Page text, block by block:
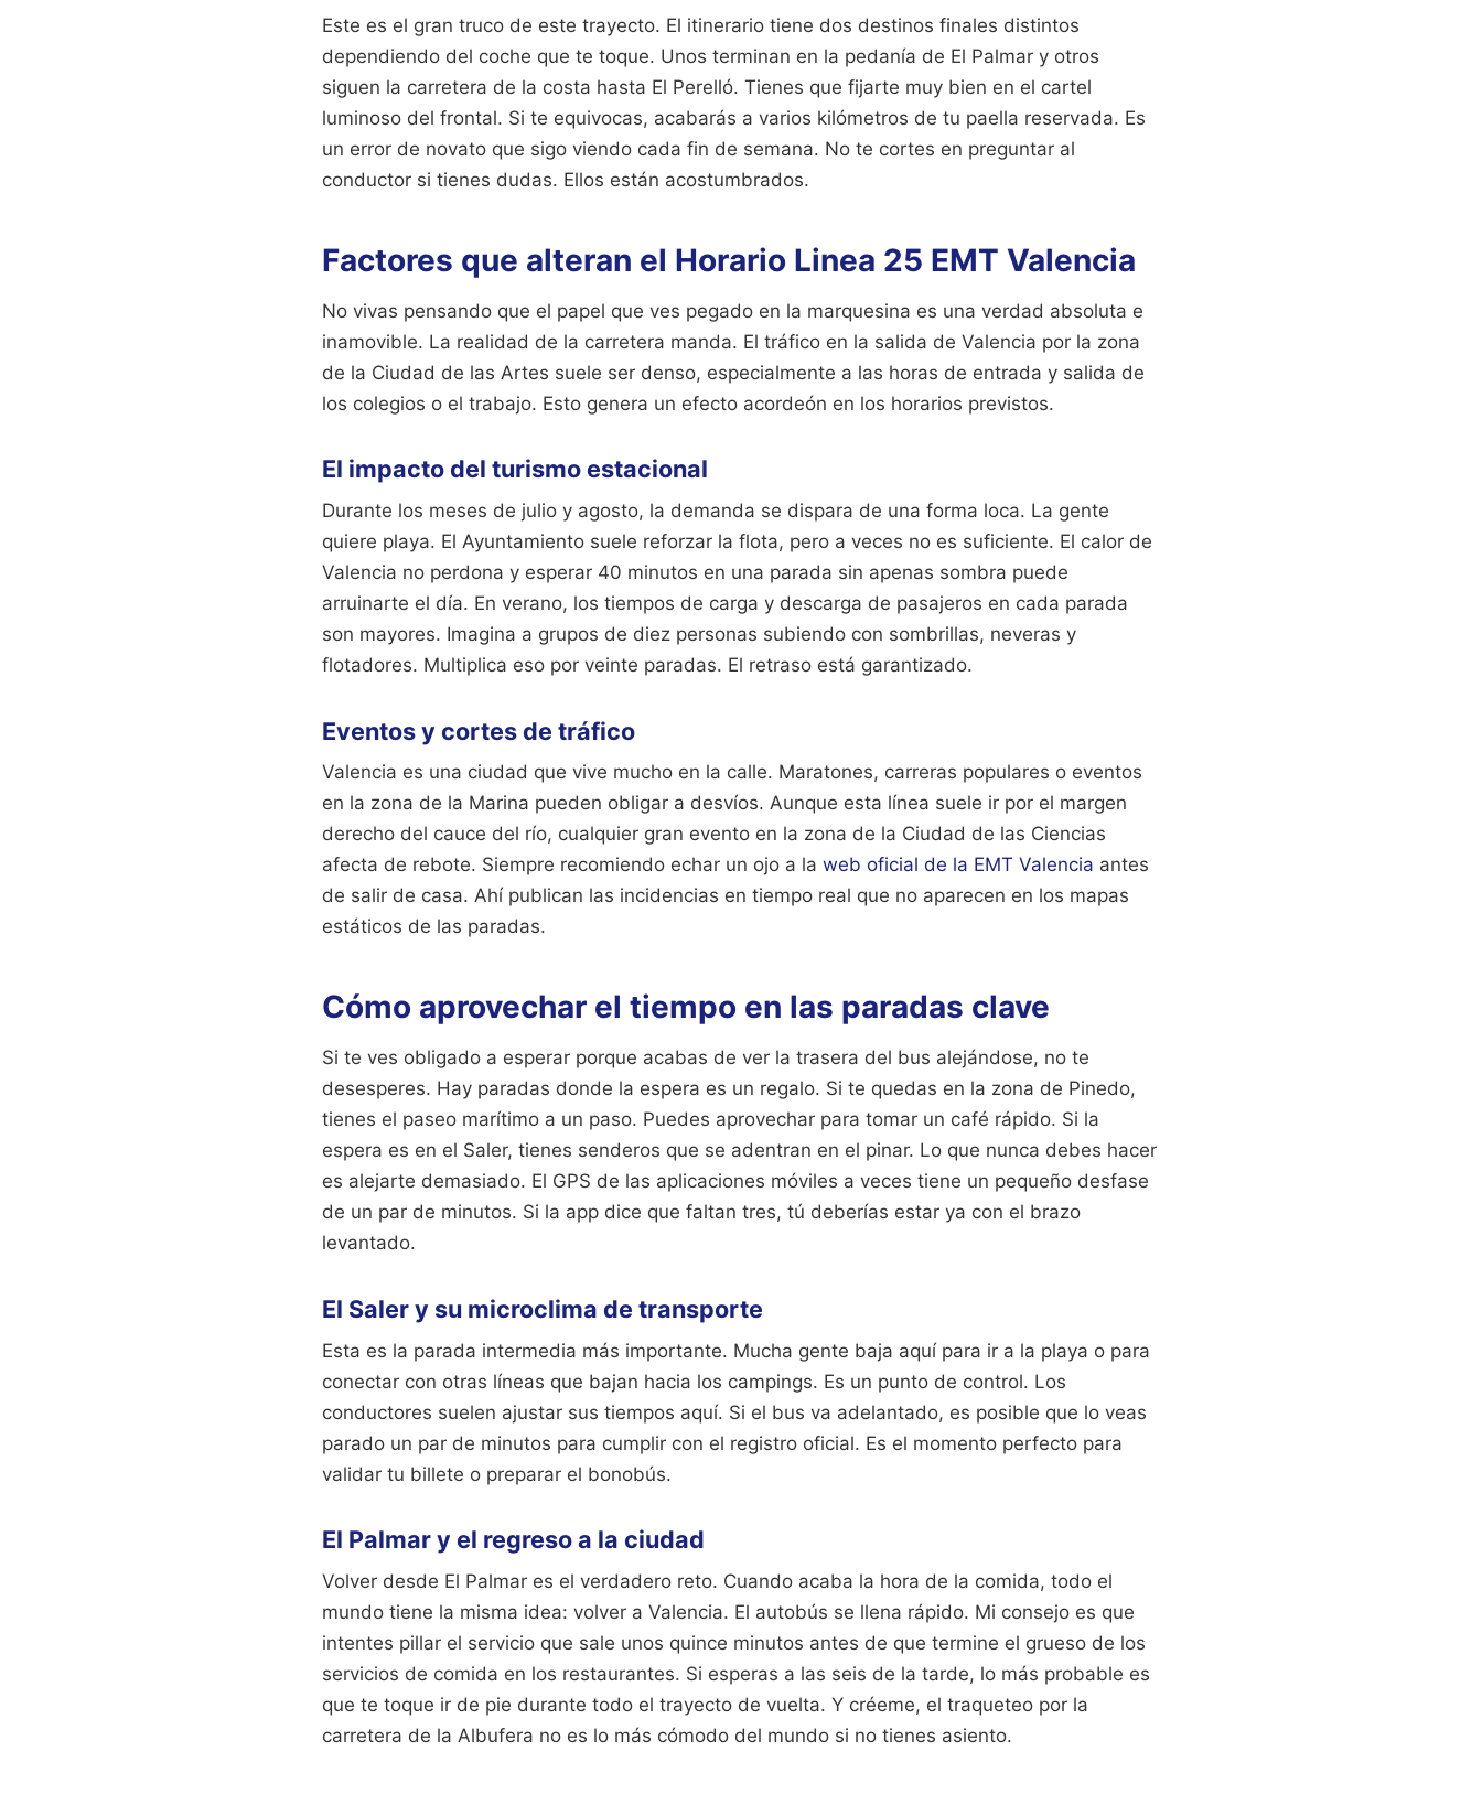
Este es el gran truco de este trayecto. El itinerario tiene dos destinos finales distintos
dependiendo del coche que te toque. Unos terminan en la pedanía de El Palmar y otros
siguen la carretera de la costa hasta El Perelló. Tienes que fijarte muy bien en el cartel
luminoso del frontal. Si te equivocas, acabarás a varios kilómetros de tu paella reservada. Es
un error de novato que sigo viendo cada fin de semana. No te cortes en preguntar al
conductor si tienes dudas. Ellos están acostumbrados.
Factores que alteran el Horario Linea 25 EMT Valencia
No vivas pensando que el papel que ves pegado en la marquesina es una verdad absoluta e
inamovible. La realidad de la carretera manda. El tráfico en la salida de Valencia por la zona
de la Ciudad de las Artes suele ser denso, especialmente a las horas de entrada y salida de
los colegios o el trabajo. Esto genera un efecto acordeón en los horarios previstos.
El impacto del turismo estacional
Durante los meses de julio y agosto, la demanda se dispara de una forma loca. La gente
quiere playa. El Ayuntamiento suele reforzar la flota, pero a veces no es suficiente. El calor de
Valencia no perdona y esperar 40 minutos en una parada sin apenas sombra puede
arruinarte el día. En verano, los tiempos de carga y descarga de pasajeros en cada parada
son mayores. Imagina a grupos de diez personas subiendo con sombrillas, neveras y
flotadores. Multiplica eso por veinte paradas. El retraso está garantizado.
Eventos y cortes de tráfico
Valencia es una ciudad que vive mucho en la calle. Maratones, carreras populares o eventos
en la zona de la Marina pueden obligar a desvíos. Aunque esta línea suele ir por el margen
derecho del cauce del río, cualquier gran evento en la zona de la Ciudad de las Ciencias
afecta de rebote. Siempre recomiendo echar un ojo a la web oficial de la EMT Valencia antes
de salir de casa. Ahí publican las incidencias en tiempo real que no aparecen en los mapas
estáticos de las paradas.
Cómo aprovechar el tiempo en las paradas clave
Si te ves obligado a esperar porque acabas de ver la trasera del bus alejándose, no te
desesperes. Hay paradas donde la espera es un regalo. Si te quedas en la zona de Pinedo,
tienes el paseo marítimo a un paso. Puedes aprovechar para tomar un café rápido. Si la
espera es en el Saler, tienes senderos que se adentran en el pinar. Lo que nunca debes hacer
es alejarte demasiado. El GPS de las aplicaciones móviles a veces tiene un pequeño desfase
de un par de minutos. Si la app dice que faltan tres, tú deberías estar ya con el brazo
levantado.
El Saler y su microclima de transporte
Esta es la parada intermedia más importante. Mucha gente baja aquí para ir a la playa o para
conectar con otras líneas que bajan hacia los campings. Es un punto de control. Los
conductores suelen ajustar sus tiempos aquí. Si el bus va adelantado, es posible que lo veas
parado un par de minutos para cumplir con el registro oficial. Es el momento perfecto para
validar tu billete o preparar el bonobús.
El Palmar y el regreso a la ciudad
Volver desde El Palmar es el verdadero reto. Cuando acaba la hora de la comida, todo el
mundo tiene la misma idea: volver a Valencia. El autobús se llena rápido. Mi consejo es que
intentes pillar el servicio que sale unos quince minutos antes de que termine el grueso de los
servicios de comida en los restaurantes. Si esperas a las seis de la tarde, lo más probable es
que te toque ir de pie durante todo el trayecto de vuelta. Y créeme, el traqueteo por la
carretera de la Albufera no es lo más cómodo del mundo si no tienes asiento.